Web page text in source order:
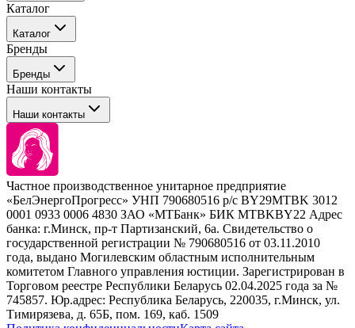
События
Покупателю
Каталог
Каталог
Профессиональные средства для окрашивания волос
Сервисные средства
Уход
Стайлинг
Брови и ресницы
Барберинг
Наборы
Расходные материалы
Бренды
Бренды
Tefia
Concept
Kezy
Barex
Sim Sensitive
Kebren
Selective Professional
White Line
Наши контакты
Наши контакты
+ 375 44 7233514
+ 375 29 1649505
info@krasabel.by
Офис: г. Минск, ул. Тимирязева 65Б, офис 1509
Склад: г. Минск, ул. Домбровская, 15
Частное производственное унитарное предприятие
«БелЭнергоПрогресс» УНП 790680516 р/с BY29MTBK 3012
0001 0933 0006 4830 ЗАО «МТБанк» БИК MTBKBY22 Адрес
банка: г.Минск, пр-т Партизанский, 6а. Свидетельство о
государственной регистрации № 790680516 от 03.11.2010
года, выдано Могилевским областным исполнительным
комитетом Главного управления юстиции. Зарегистрирован в
Торговом реестре Республики Беларусь 02.04.2025 года за №
745857. Юр.адрес: Республика Беларусь, 220035, г.Минск, ул.
Тимирязева, д. 65Б, пом. 169, каб. 1509